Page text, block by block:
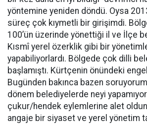
yöntemine yeniden döndü. Oysa
süreç çok kıymetli bir girişimdi.
100’ün üzerinde yönettiği il ve İlçe
Kısmî yerel özerklik gibi bir
yapabiliyorlardı. Bölgede çok dilli
başlamıştı. Kürtçenin önündeki
Bugünden bakınca bazen soruyorum
dönem belediyelerde neyi
çukur/hendek eylemlerine alet
angaje bir siyaset ve yerel yönetim